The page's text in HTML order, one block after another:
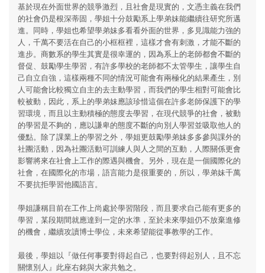
基於現在外面世界的競爭激烈，且社會是現實的，文憑主義在我們
的社會仍是根深蒂固，學姐十分鼓勵系上學弟妹能繼續往研究所邁
進。同時，學姐也希望學弟妹多看看外面的世界，多見識能力強的
人，千萬不要活在自己的小框框裡，這樣才會有刺激，才能不斷的
進步。商數系的學生其實是很幸運的，因為系上的老師都會不斷的
督促、鼓勵學生學習，有許多學校的老師都不太管學生，讓學生自
己自立自強，這樣兩種不同的情況可能會有兩極化的結果產生，別
人可能會比較獨立自主的去主動學習，而我們的學生相對可能會比
較被動，因此，系上的學弟妹應該珍惜這個在許多老師保護下的學
習環境，而且以主動積極的態度去學習，在現代競爭的社會，被動
的學習是不夠的，應以謙卑的態度不斷的向別人學習並吸取他人的
優點。除了課業上的學習之外，學姐更鼓勵學弟妹多多參與課外的
社團活動，因為社團活動可訓練人與人之間的互動，人際關係更會
影響將來在社會上工作的際遇與機會。另外，現在是一個國際化的
社會，在國際化的市場，語言能力是很重要的，所以，學弟妹千萬
不要抗拒學習他國語言。
學姐謙稱目前在工作上尚處於學習階段，而且要求自己能有更多的
學習，某段期間就應達到一定的水準，至於未來學姐仍不放棄進修
的機會，繼續攻讀博士學位，未來希望能從事教學的工作。
最後，學姐以『做任何事要對得起自己，也要對得起別人，且不忘
關懷別人』此座右銘與大家共勉之。